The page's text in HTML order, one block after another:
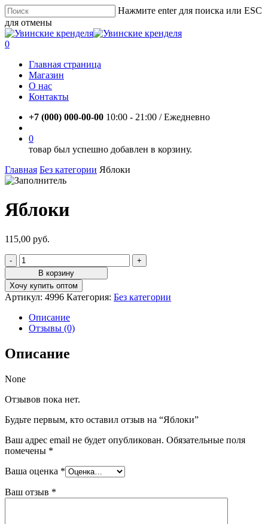
Skip
to
main
content
Нажмите enter для поиска или ESC
для отмены
Close
Search
account
0
Главная страница
Магазин
О нас
Контакты
+7 (000) 000-00-00 10:00 - 21:00 / Eжедневно
0
товар был успешно добавлен в корзину.
Главная Без категории Яблоки
Яблоки
115,00 руб.
Количество
товара
Яблоки
В корзину
Хочу купить оптом
Артикул: 4996 Категория: Без категории
Описание
Отзывы (0)
Описание
None
Отзывов пока нет.
Будьте первым, кто оставил отзыв на “Яблоки”
Ваш адрес email не будет опубликован. Обязательные поля
помечены *
Ваша оценка *
Ваш отзыв *